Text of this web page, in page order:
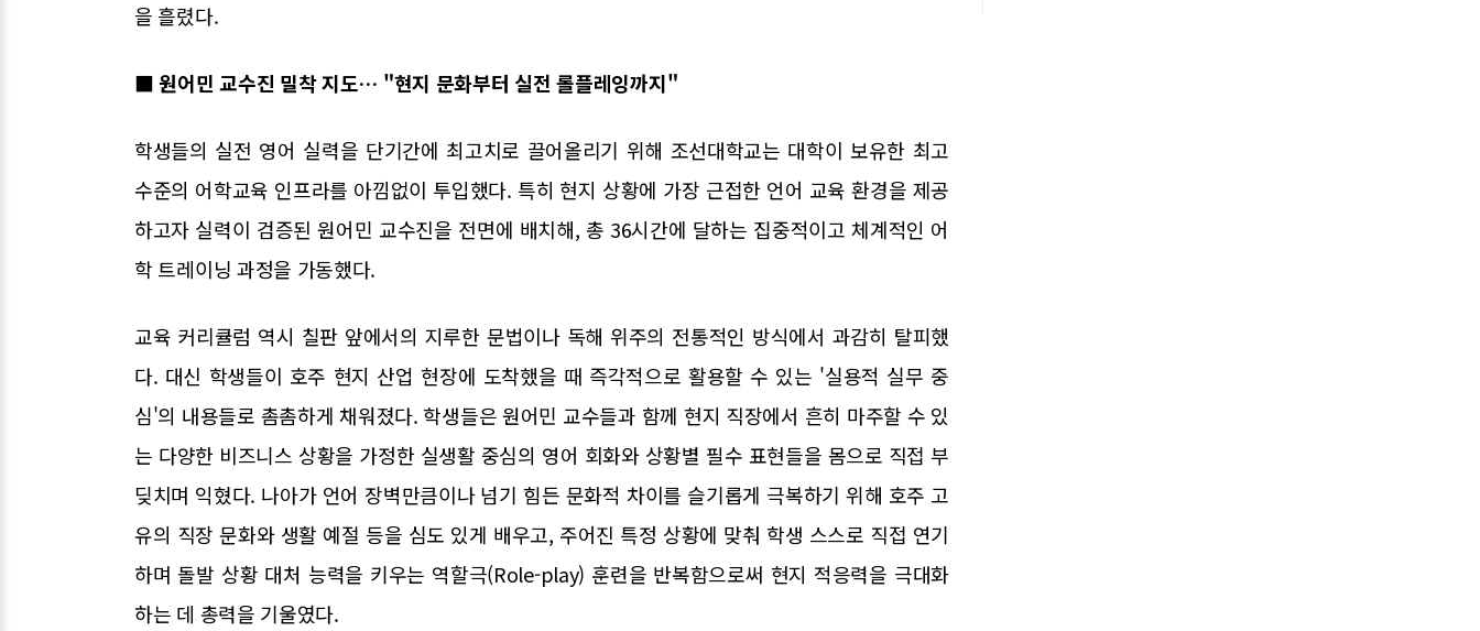
을 흘렸다.
■ 원어민 교수진 밀착 지도… "현지 문화부터 실전 롤플레잉까지"
학생들의 실전 영어 실력을 단기간에 최고치로 끌어올리기 위해 조선대학교는 대학이 보유한 최고
수준의 어학교육 인프라를 아낌없이 투입했다. 특히 현지 상황에 가장 근접한 언어 교육 환경을 제공
하고자 실력이 검증된 원어민 교수진을 전면에 배치해, 총 36시간에 달하는 집중적이고 체계적인 어
학 트레이닝 과정을 가동했다.
교육 커리큘럼 역시 칠판 앞에서의 지루한 문법이나 독해 위주의 전통적인 방식에서 과감히 탈피했
다. 대신 학생들이 호주 현지 산업 현장에 도착했을 때 즉각적으로 활용할 수 있는 '실용적 실무 중
심'의 내용들로 촘촘하게 채워졌다. 학생들은 원어민 교수들과 함께 현지 직장에서 흔히 마주할 수 있
는 다양한 비즈니스 상황을 가정한 실생활 중심의 영어 회화와 상황별 필수 표현들을 몸으로 직접 부
딪치며 익혔다. 나아가 언어 장벽만큼이나 넘기 힘든 문화적 차이를 슬기롭게 극복하기 위해 호주 고
유의 직장 문화와 생활 예절 등을 심도 있게 배우고, 주어진 특정 상황에 맞춰 학생 스스로 직접 연기
하며 돌발 상황 대처 능력을 키우는 역할극(Role-play) 훈련을 반복함으로써 현지 적응력을 극대화
하는 데 총력을 기울였다.